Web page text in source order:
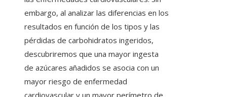
embargo, al analizar las diferencias en los
resultados en función de los tipos y las
pérdidas de carbohidratos ingeridos,
descubriremos que una mayor ingesta
de azúcares añadidos se asocia con un
mayor riesgo de enfermedad